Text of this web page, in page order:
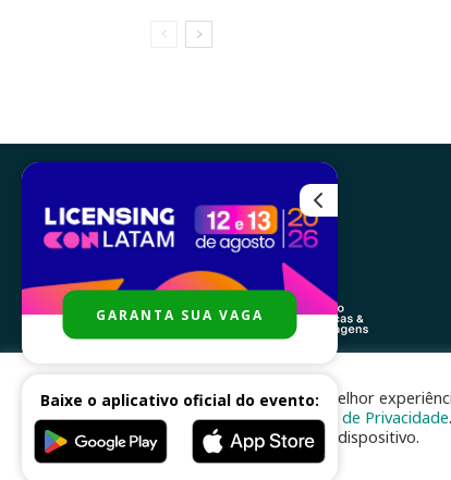
Para melhor
Política de Privacidade
no seu dispositivo.
GARANTA SUA VAGA
Baixe o aplicativo oficial do evento: